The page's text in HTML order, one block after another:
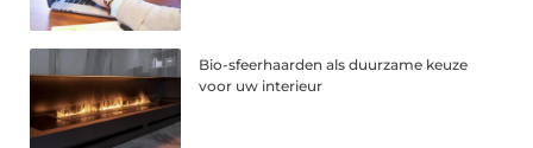
Bio-sfeerhaarden als duurzame keuze
voor uw interieur